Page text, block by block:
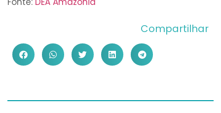
Compartilhar